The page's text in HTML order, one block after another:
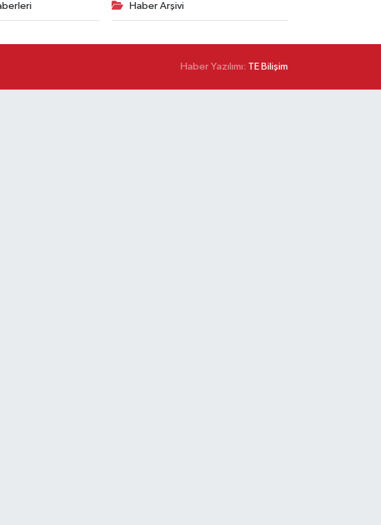
Haber Arşivi
Haber Yazılımı: TE Bilişim